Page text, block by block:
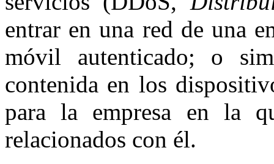
entrar en una red de una
móvil autenticado; o
contenida en los
para la empresa en la
relacionados con él.